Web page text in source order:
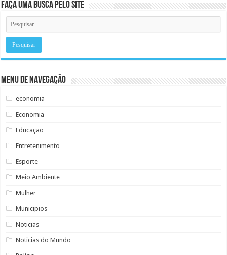
Faça uma busca pelo Site
Menu de Navegação
economia
Economia
Educação
Entretenimento
Esporte
Meio Ambiente
Mulher
Municipios
Noticias
Noticias do Mundo